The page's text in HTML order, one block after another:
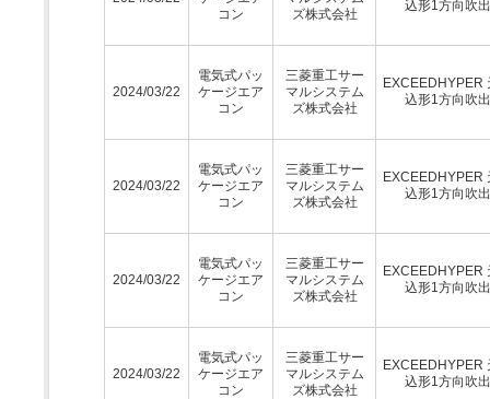
コン
ズ株式会社
込形1方向吹
2024/03/22
電気式パッ
ケージエア
コン
三菱重工サー
マルシステム
ズ株式会社
EXCEEDHYPER
込形1方向吹
2024/03/22
電気式パッ
ケージエア
コン
三菱重工サー
マルシステム
ズ株式会社
EXCEEDHYPER
込形1方向吹
2024/03/22
電気式パッ
ケージエア
コン
三菱重工サー
マルシステム
ズ株式会社
EXCEEDHYPER
込形1方向吹
2024/03/22
電気式パッ
ケージエア
コン
三菱重工サー
マルシステム
ズ株式会社
EXCEEDHYPER
込形1方向吹